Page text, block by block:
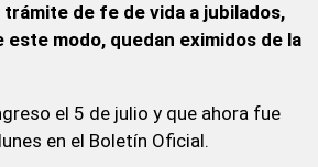
de fe de vida a jubilados,
este modo, quedan eximidos de la
el 5 de julio y que ahora fue
en el Boletín Oficial.